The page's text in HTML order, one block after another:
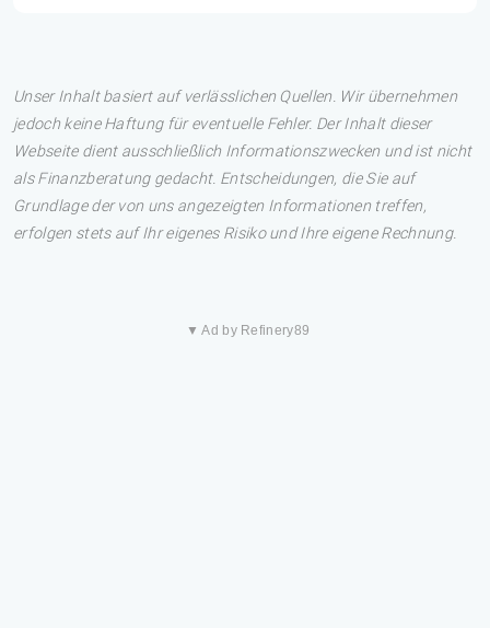
Unser Inhalt basiert auf verlässlichen Quellen. Wir übernehmen
jedoch keine Haftung für eventuelle Fehler. Der Inhalt dieser
Webseite dient ausschließlich Informationszwecken und ist nicht
als Finanzberatung gedacht. Entscheidungen, die Sie auf
Grundlage der von uns angezeigten Informationen treffen,
erfolgen stets auf Ihr eigenes Risiko und Ihre eigene Rechnung.
▼ Ad by Refinery89